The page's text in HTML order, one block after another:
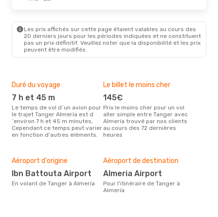
Les prix affichés sur cette page étaient valables au cours des
20 derniers jours pour les périodes indiquées et ne constituent
pas un prix définitif. Veuillez noter que la disponibilité et les prix
peuvent être modifiés.
Duré du voyage
7 h et 45 m
Le temps de vol d´un avion pour
le trajet Tanger Almería est d
´environ 7 h et 45 m minutes,
Cependant ce temps peut varier
en fonction d'autres eléments.
Le billet le moins cher
145€
Prix le moins cher pour un vol
aller simple entre Tanger avec
Almería trouvé par nos clients
au cours des 72 dernières
heures
Aéroport d'origine
Ibn Battouta Airport
En volant de Tanger à Almería
Aéroport de destination
Almeria Airport
Pour l'itinéraire de Tanger à
Almería